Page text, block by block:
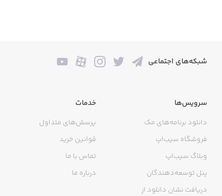
شبکه‌های اجتماعی
سرویس‌ها
دانلود برنامه‌های مک
فروشگاه سیب‌اپ
وبلاگ سیب‌اپ
پنل توسعه‌دهندگان
دریافت نشان دانلود از
خدمات
پرسش‌های متداول
قوانین خرید
تماس با ما
درباره ما